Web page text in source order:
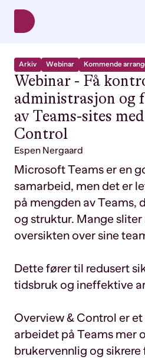
Arkiv Webinar Kommende
Webinar - Få
administrasjon og
av Teams-sites
Control
Espen Nergaard
Microsoft Teams er en
samarbeid, men det er
på mengden av Teams,
og struktur. Mange
oversikten over sine
Dette fører til redusert
tidsbruk og ineffektive
Overview & Control er
arbeidet på Teams mer
brukervennlig og sikrere